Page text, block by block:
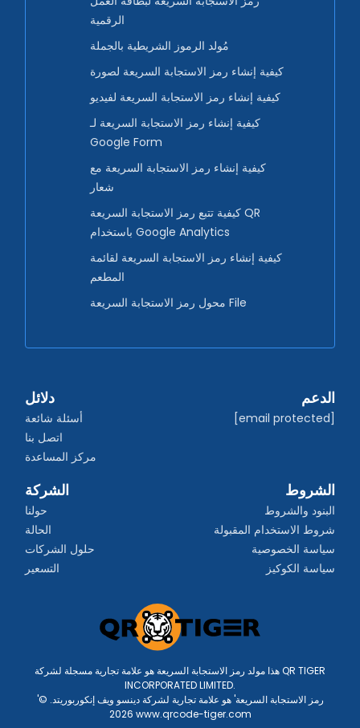
الرقمية
مُولد الرموز الشريطية بالجملة
كيفية إنشاء رمز الاستجابة السريعة لصورة
كيفية إنشاء رمز الاستجابة السريعة لفيديو
كيفية إنشاء رمز الاستجابة السريعة لـ
Google Form
كيفية إنشاء رمز الاستجابة السريعة مع
شعار
كيفية تتبع رمز الاستجابة السريعة QR
باستخدام Google Analytics
كيفية إنشاء رمز الاستجابة السريعة لقائمة
المطعم
محول رمز الاستجابة السريعة File
دلائل
أسئلة شائعة
اتصل بنا
مركز المساعدة
الدعم
[email protected]
الشركة
حولنا
الحالة
حلول الشركات
التسعير
الشروط
البنود والشروط
شروط الاستخدام المقبولة
سياسة الخصوصية
سياسة الكوكيز
هذا مولد رمز الاستجابة السريعة هو علامة تجارية مسجلة لشركة QR TIGER
INCORPORATED LIMITED.
'رمز الاستجابة السريعة' هو علامة تجارية لشركة دينسو ويف إنكوربوريتد. ©
2026 www.qrcode-tiger.com